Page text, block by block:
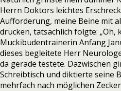
Herrn Doktors leichtes
Aufforderung, meine Beine mit
drücken, tatsächlich folgte: „Oh,
Muckibudentrainerin Anfang
dieses begleitete Herr
da gerade testete. Dazwischen
Schreibtisch und diktierte seine
mehrfach nach möglichen